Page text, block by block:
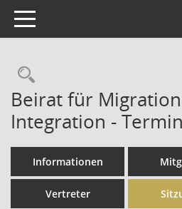
Toggle navigation
Rechercheauswahl
Beirat für
Integration -
Informationen
Vertreter